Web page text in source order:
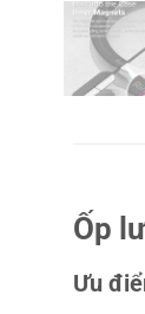
Ốp
Ưu